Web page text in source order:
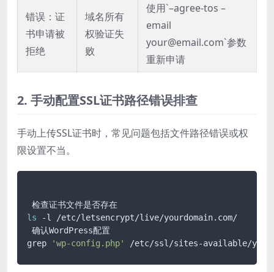
错误：证
书申请被
拒绝
域名所有
权验证失
败
使用`–agree-tos –
email
your@email.com`参数
重新申请
2. 手动配置SSL证书路径错误排查
手动上传SSL证书时，常见问题包括文件路径错误或权
限设置不当。
ls -l /etc/letsencrypt/live/yourdomain.com/
确认WordPress配置
grep
'wp-config.php'